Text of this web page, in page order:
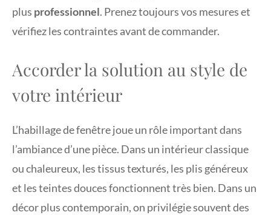
plus professionnel. Prenez toujours vos mesures et
vérifiez les contraintes avant de commander.
Accorder la solution au style de
votre intérieur
L’habillage de fenêtre joue un rôle important dans
l’ambiance d’une pièce. Dans un intérieur classique
ou chaleureux, les tissus texturés, les plis généreux
et les teintes douces fonctionnent très bien. Dans un
décor plus contemporain, on privilégie souvent des